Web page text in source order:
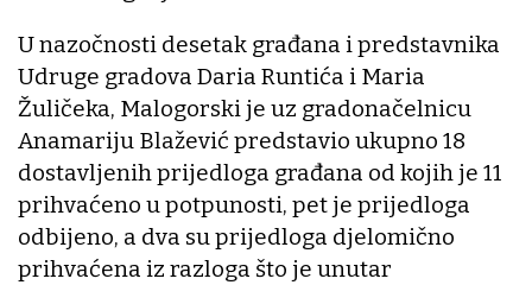
U nazočnosti desetak građana i predstavnika
Udruge gradova Daria Runtića i Maria
Žuličeka, Malogorski je uz gradonačelnicu
Anamariju Blažević predstavio ukupno 18
dostavljenih prijedloga građana od kojih je 11
prihvaćeno u potpunosti, pet je prijedloga
odbijeno, a dva su prijedloga djelomično
prihvaćena iz razloga što je unutar